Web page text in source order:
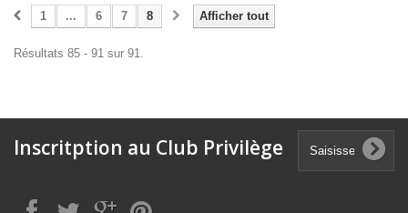
Afficher tout
1 ... 6 7 8
Résultats 85 - 91 sur 91.
Inscritption au Club Privilège